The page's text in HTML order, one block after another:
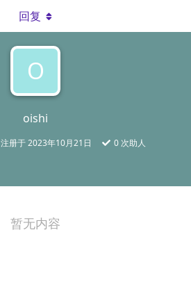
O
oishi
注册于2023年10月21日 0 次助人
回复
暂无内容